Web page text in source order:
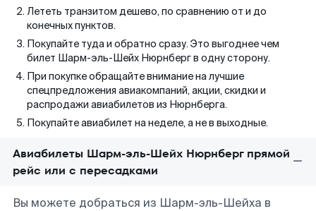
Лететь транзитом дешево, по сравнению от и до
конечных пунктов.
Покупайте туда и обратно сразу. Это выгоднее чем
билет Шарм-эль-Шейх Нюрнберг в одну сторону.
При покупке обращайте внимание на лучшие
спецпредложения авиакомпаний, акции, скидки и
распродажи авиабилетов из Нюрнберга.
Покупайте авиабилет на неделе, а не в выходные.
Авиабилеты Шарм-эль-Шейх Нюрнберг прямой
рейс или с пересадками
Вы можете добраться из Шарм-эль-Шейха в